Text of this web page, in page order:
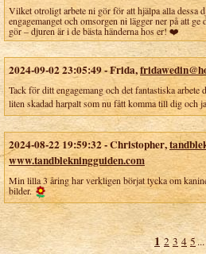
Vilket otroligt arbete ni gör för att hjälpa alla dessa
engagemanget och omsorgen ni lägger ner på att
gör – djuren är i de bästa händerna hos er! ❤️
2024-09-02 23:05:49-Frida,
Tack för ditt engagemang och det fantastiska
liten skadad harpalt som nu fått komma till dig och
2024-08-22 19:59:32-Christopher,
www.tandblekningguiden.com
Min lilla 3 åring har verkligen börjat tycka om
bilder.
1 2 3 4 5...